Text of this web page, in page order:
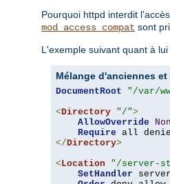
Pourquoi httpd interdit
mod_access_compat sont
L'exemple suivant quant à
Mélange d'anciennes et
DocumentRoot
"/var/
<Directory "/">
AllowOverride
Require
</Directory>
<Location "/server-
SetHandler